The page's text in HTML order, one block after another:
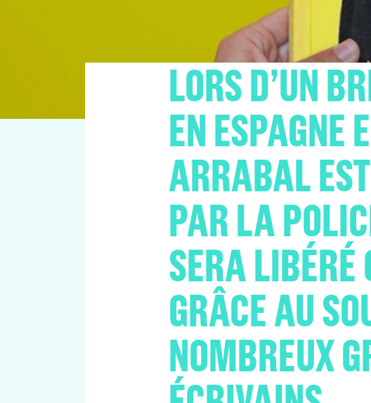
LORS D’UN
EN ESPAGNE
ARRABAL
PAR LA
SERA LIBÉRÉ
GRÂCE AU
NOMBREUX